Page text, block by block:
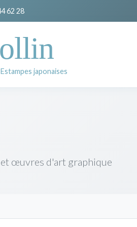
62 28
japonaises
œuvres d'art graphique